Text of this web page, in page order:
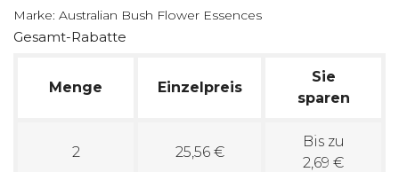
Marke: Australian Bush Flower Essences
Gesamt-Rabatte
Menge Einzelpreis
Sie
sparen
2 25,56 €
Bis zu
2,69 €